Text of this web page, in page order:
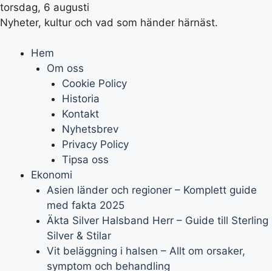
torsdag, 6 augusti
Nyheter, kultur och vad som händer härnäst.
Hem
Om oss
Cookie Policy
Historia
Kontakt
Nyhetsbrev
Privacy Policy
Tipsa oss
Ekonomi
Asien länder och regioner – Komplett guide
med fakta 2025
Äkta Silver Halsband Herr – Guide till Sterling
Silver & Stilar
Vit beläggning i halsen – Allt om orsaker,
symptom och behandling